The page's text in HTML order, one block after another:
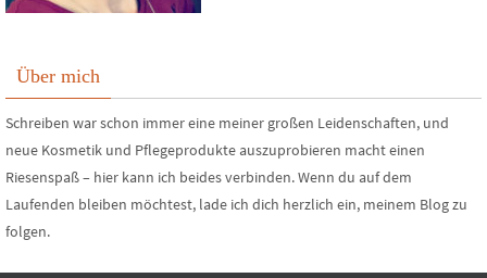
Über mich
Schreiben war schon immer eine meiner großen Leidenschaften, und
neue Kosmetik und Pflegeprodukte auszuprobieren macht einen
Riesenspaß – hier kann ich beides verbinden. Wenn du auf dem
Laufenden bleiben möchtest, lade ich dich herzlich ein, meinem Blog zu
folgen.